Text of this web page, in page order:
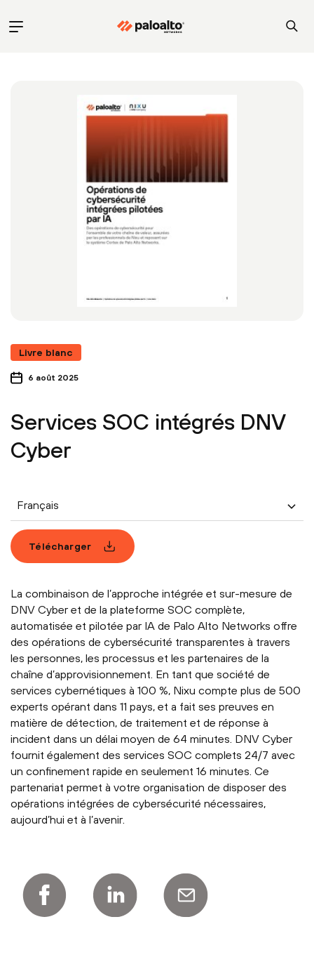
Livre blanc
6 août 2025
Services SOC intégrés DNV
Cyber
Français
Télécharger
La combinaison de l’approche intégrée et sur-mesure de
DNV Cyber et de la plateforme SOC complète,
automatisée et pilotée par IA de Palo Alto Networks offre
des opérations de cybersécurité transparentes à travers
les personnes, les processus et les partenaires de la
chaîne d’approvisionnement. En tant que société de
services cybernétiques à 100 %, Nixu compte plus de 500
experts opérant dans 11 pays, et a fait ses preuves en
matière de détection, de traitement et de réponse à
incident dans un délai moyen de 64 minutes. DNV Cyber
fournit également des services SOC complets 24/7 avec
un confinement rapide en seulement 16 minutes. Ce
partenariat permet à votre organisation de disposer des
opérations intégrées de cybersécurité nécessaires,
aujourd’hui et à l’avenir.